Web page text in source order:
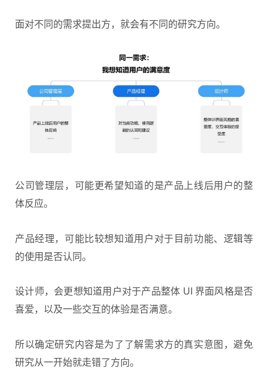
面对不同的需求提出方，就会有不同的研究方向。
公司管理层，可能更希望知道的是产品上线后用户的整
体反应。
产品经理，可能比较想知道用户对于目前功能、逻辑等
的使用是否认同。
设计师，会更想知道用户对于产品整体 UI 界面风格是否
喜爱，以及一些交互的体验是否满意。
所以确定研究内容是为了了解需求方的真实意图，避免
研究从一开始就走错了方向。